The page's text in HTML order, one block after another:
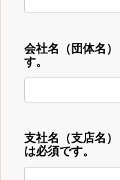
会社名（団体名
す。
支社名（支店名
は必須です。